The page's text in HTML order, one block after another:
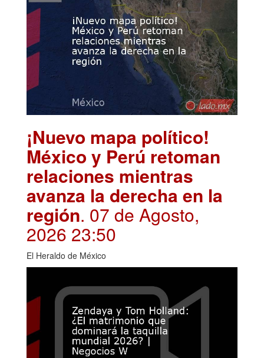
¡Nuevo mapa político!
México y Perú retoman
relaciones mientras
avanza la derecha en la
región. 07 de Agosto,
2026 23:50
El Heraldo de México